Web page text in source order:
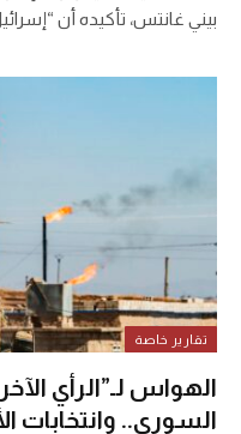
بيني غانتس، تأكيده أن
تقارير خاصة
الهواس لـ”الرأي
السوري.. وانتخابات